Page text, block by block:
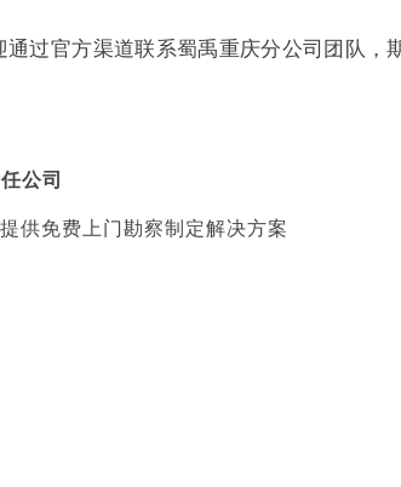
过官方渠道联系蜀禹重庆分公司团队，
公司
供免费上门勘察制定解决方案